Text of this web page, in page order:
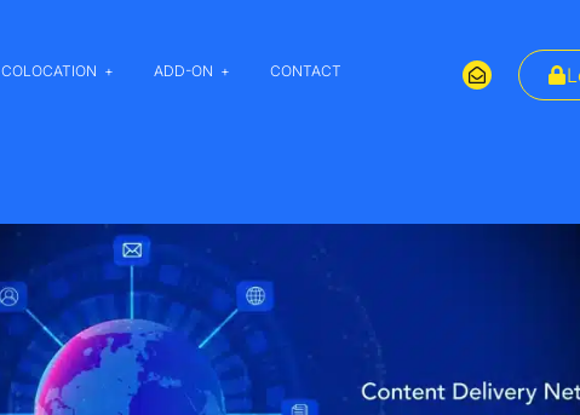
COLOCATION ADD-ON CONTACT